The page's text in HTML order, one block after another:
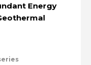
来をつくる
を、クリーンにつくり出す
Energy